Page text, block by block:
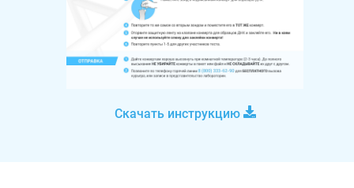
Скачать инструкцию